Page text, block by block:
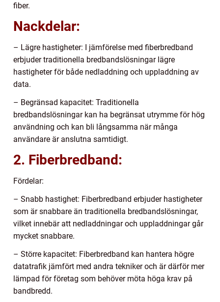
fiber.
Nackdelar:
– Lägre hastigheter: I jämförelse med fiberbredband
erbjuder traditionella bredbandslösningar lägre
hastigheter för både nedladdning och uppladdning av
data.
– Begränsad kapacitet: Traditionella
bredbandslösningar kan ha begränsat utrymme för hög
användning och kan bli långsamma när många
användare är anslutna samtidigt.
2. Fiberbredband:
Fördelar:
– Snabb hastighet: Fiberbredband erbjuder hastigheter
som är snabbare än traditionella bredbandslösningar,
vilket innebär att nedladdningar och uppladdningar går
mycket snabbare.
– Större kapacitet: Fiberbredband kan hantera högre
datatrafik jämfört med andra tekniker och är därför mer
lämpad för företag som behöver möta höga krav på
bandbredd.